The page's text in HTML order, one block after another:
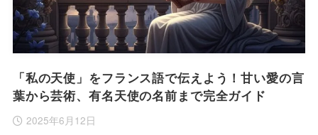
「私の天使」をフランス語で伝えよう！甘い愛の言
葉から芸術、有名天使の名前まで完全ガイド
2025年6月12日